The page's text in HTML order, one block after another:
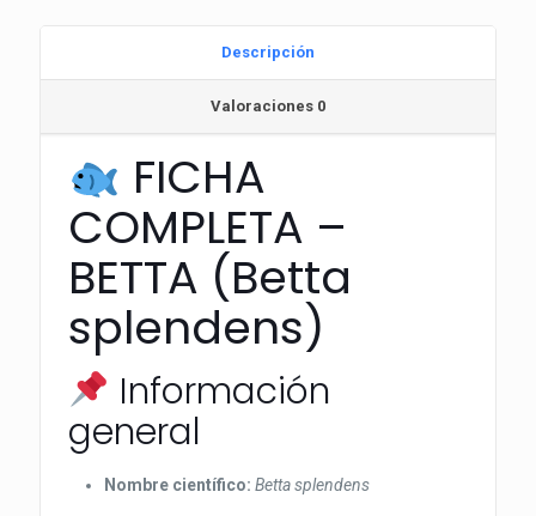
Descripción
Valoraciones 0
FICHA
COMPLETA –
BETTA (Betta
splendens)
Información
general
Nombre científico: Betta splendens